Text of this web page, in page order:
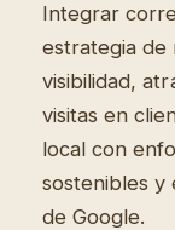
Integrar
estrategia de
visibilidad,
visitas en
local con
sostenibles y
de Google.